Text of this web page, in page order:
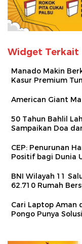
Widget Terkait
Manado Makin
Kasur Premium
American Giant
50 Tahun Bahlil
Sampaikan Doa
CEP: Penurunan
Positif bagi Dunia
BNI Wilayah 11
62.710 Rumah
Cari Laptop Aman
Pongo Punya